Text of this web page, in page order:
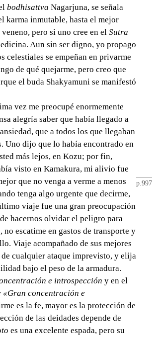
bodhisattva Nagarjuna, se señala
karma inmutable, hasta el mejor
pero si uno cree en el Sutra
Aun sin ser digno, yo propago
celestiales se empeñan en privarme
de qué quejarme, pero creo que
el buda Shakyamuni se manifestó
vez me preocupé enormemente
alegría saber que había llegado a
que a todos los que llegaban
Uno dijo que lo había encontrado en
más lejos, en Kozu; por fin,
visto en Kamakura, mi alivio fue
p.997
que no venga a verme a menos
tenga algo urgente que decirme,
viaje fue una gran preocupación
hacernos olvidar el peligro para
no escatime en gastos de transporte y
Viaje acompañado de sus mejores
cualquier ataque imprevisto, y elija
bajo el peso de la armadura.
e introspección y en el
«Gran concentración e
es la fe, mayor es la protección de
de las deidades depende de
es una excelente espada, pero su